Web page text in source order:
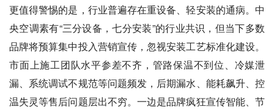
更值得警惕的是，行业普遍存在重设备、轻安装的通病。中
央空调素有“三分设备，七分安装”的行业共识，但当下多数
品牌将预算集中投入营销宣传，忽视安装工艺标准化建设。
市面上施工团队水平参差不齐，管路保温不到位、冷媒泄
漏、系统调试不规范等问题频发，后期漏水、能耗飙升、控
温失灵等售后问题层出不穷。一边是品牌疯狂宣传智能、节